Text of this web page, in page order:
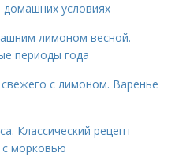
домашних условиях
лимоном весной.
периоды года
с лимоном. Варенье
Классический рецепт
с морковью